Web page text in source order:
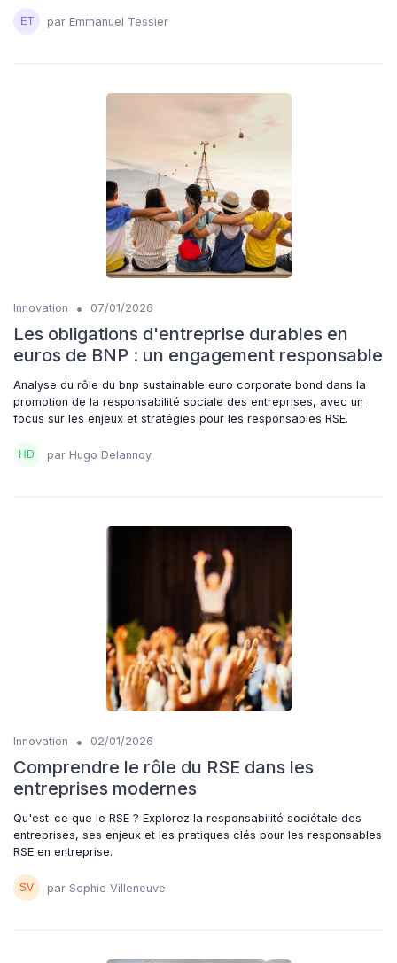
par Emmanuel Tessier
Innovation • 07/01/2026
Les obligations d'entreprise durables en
euros de BNP : un engagement responsable
Analyse du rôle du bnp sustainable euro corporate bond dans la
promotion de la responsabilité sociale des entreprises, avec un
focus sur les enjeux et stratégies pour les responsables RSE.
par Hugo Delannoy
Innovation • 02/01/2026
Comprendre le rôle du RSE dans les
entreprises modernes
Qu'est-ce que le RSE ? Explorez la responsabilité sociétale des
entreprises, ses enjeux et les pratiques clés pour les responsables
RSE en entreprise.
par Sophie Villeneuve